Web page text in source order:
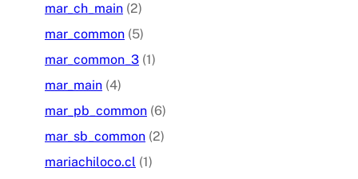
mar_ch_main (2)
mar_common (5)
mar_common_3 (1)
mar_main (4)
mar_pb_common (6)
mar_sb_common (2)
mariachiloco.cl (1)